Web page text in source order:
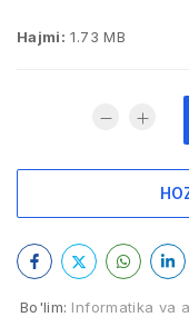
Hajmi: 1.73 MB
Bo'lim: Informatika va